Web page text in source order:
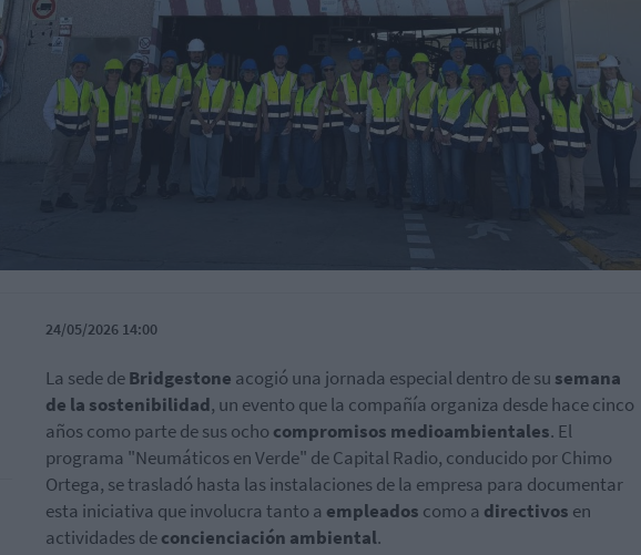
24/05/2026 14:00
La sede deBridgestone acogió una jornada especial dentro de su semana
de la sostenibilidad, un evento que la compañía organiza desde hace cinco
años como parte de sus ocho compromisos medioambientales. El
programa "Neumáticos en Verde" de Capital Radio, conducido por Chimo
Ortega, se trasladó hasta las instalaciones de la empresa para documentar
esta iniciativa que involucra tanto a empleados como a directivos en
actividades deconcienciación ambiental.